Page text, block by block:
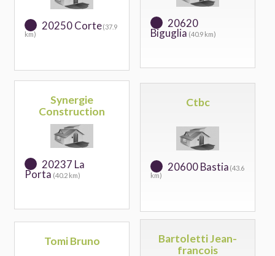
20250 Corte(37.9
km)
20620
Biguglia (40.9 km)
Synergie
Construction
20237 La
Porta (40.2 km)
Ctbc
20600 Bastia (43.6
km)
Tomi Bruno
Bartoletti Jean-
francois